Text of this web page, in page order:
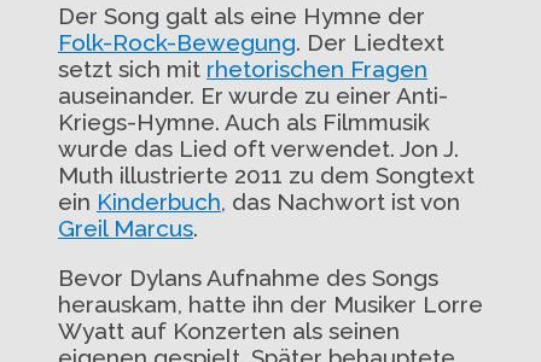
Der Song galt als eine Hymne der
Folk-Rock-Bewegung. Der Liedtext
setzt sich mit rhetorischen Fragen
auseinander. Er wurde zu einer Anti-
Kriegs-Hymne. Auch als Filmmusik
wurde das Lied oft verwendet. Jon J.
Muth illustrierte 2011 zu dem Songtext
ein Kinderbuch, das Nachwort ist von
Greil Marcus.
Bevor Dylans Aufnahme des Songs
herauskam, hatte ihn der Musiker Lorre
Wyatt auf Konzerten als seinen